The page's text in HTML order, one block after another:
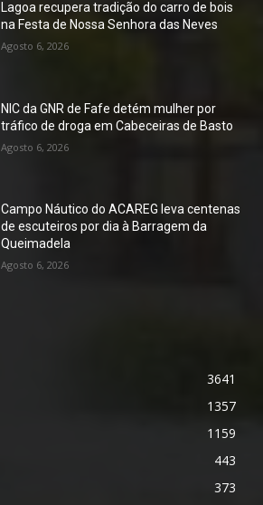
Lagoa recupera tradição do carro de bois
na Festa de Nossa Senhora das Neves
Agosto 6, 2026
NIC da GNR de Fafe detém mulher por
tráfico de droga em Cabeceiras de Basto
Agosto 6, 2026
Campo Náutico do ACAREG leva centenas
de escuteiros por dia à Barragem da
Queimadela
Agosto 6, 2026
3641
1357
1159
443
373